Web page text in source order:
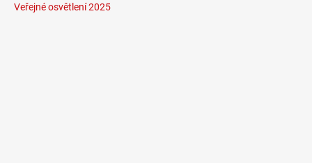
Veřejné osvětlení 2025